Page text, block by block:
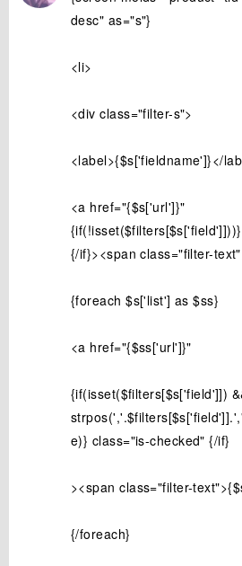
desc" as="s"}
<li>
<div class="filter-s">
<label>{$s['fieldname']}</
<a href="{$s['url']}"
{/if}><span class="filter-
{foreach $s['list'] as $ss}
<a href="{$ss['url']}"
{if(isset($filters[$s['field']])
e)} class="is-checked" {/if}
><span class="filter-
{/foreach}